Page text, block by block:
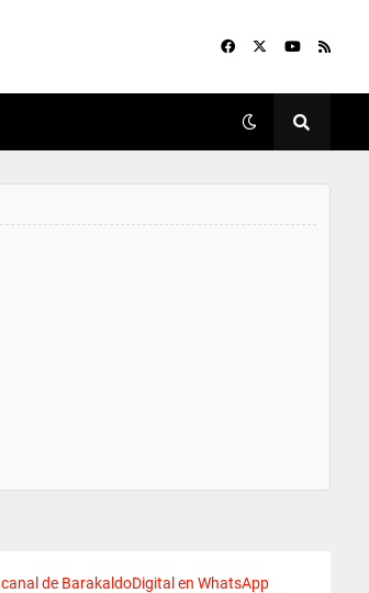
canal de BarakaldoDigital en WhatsApp